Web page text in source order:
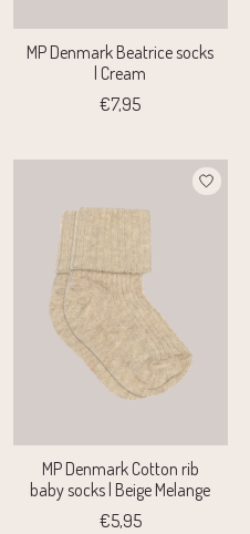
MP Denmark Beatrice socks
| Cream
€7,95
MP Denmark Cotton rib
baby socks | Beige Melange
€5,95